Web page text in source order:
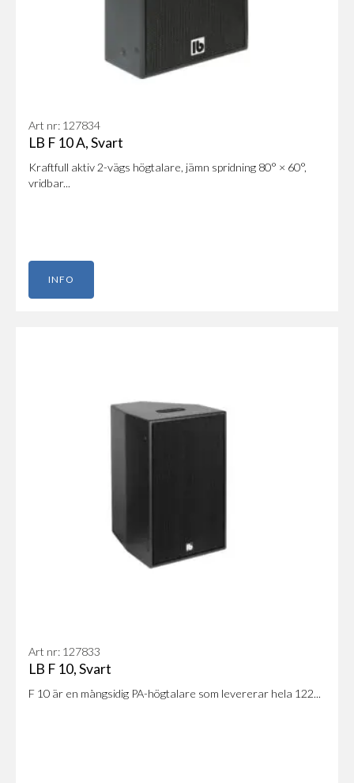
Art nr: 127834
LB F 10 A, Svart
Kraftfull aktiv 2-vägs högtalare, jämn spridning 80° × 60°,
vridbar...
INFO
Art nr: 127833
LB F 10, Svart
F 10 är en mångsidig PA-högtalare som levererar hela 122...